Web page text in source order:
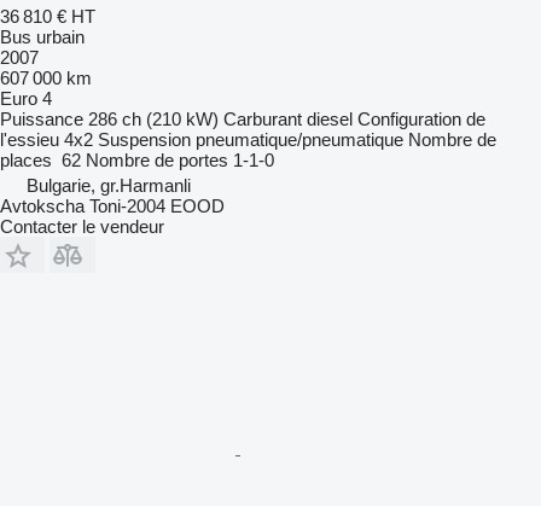
36 810 € HT
Bus urbain
2007
607 000 km
Euro 4
Puissance 286 ch (210 kW) Carburant diesel Configuration de
l'essieu 4x2 Suspension pneumatique/pneumatique Nombre de
places 62 Nombre de portes 1-1-0
Bulgarie, gr.Harmanli
Avtokscha Toni-2004 EOOD
Contacter le vendeur